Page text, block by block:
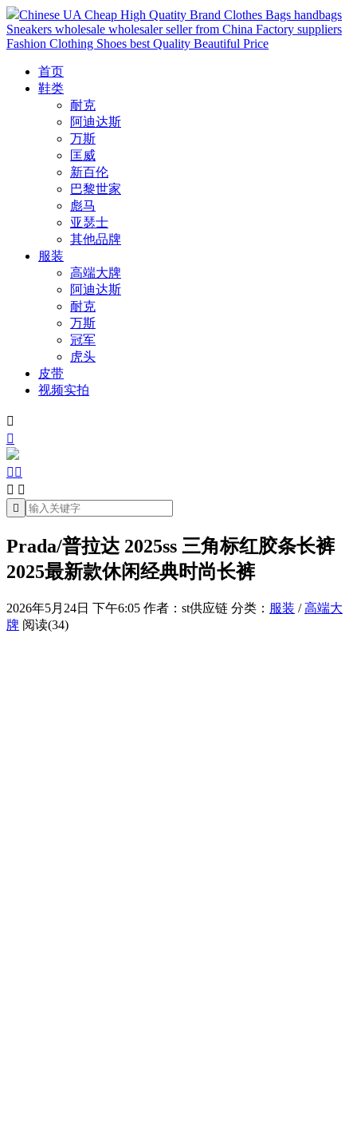
Chinese UA Cheap High Quatity Brand Clothes Bags handbags
Sneakers wholesale wholesaler seller from China Factory suppliers
Fashion Clothing Shoes best Quality Beautiful Price
首页
鞋类
耐克
阿迪达斯
万斯
匡威
新百伦
巴黎世家
彪马
亚瑟士
其他品牌
服装
高端大牌
阿迪达斯
耐克
万斯
冠军
虎头
皮带
视频实拍


 
 

Prada/普拉达 2025ss 三角标红胶条长裤
2025最新款休闲经典时尚长裤
2026年5月24日 下午6:05 作者：st供应链 分类： 服装 /高端大
牌 阅读(34)